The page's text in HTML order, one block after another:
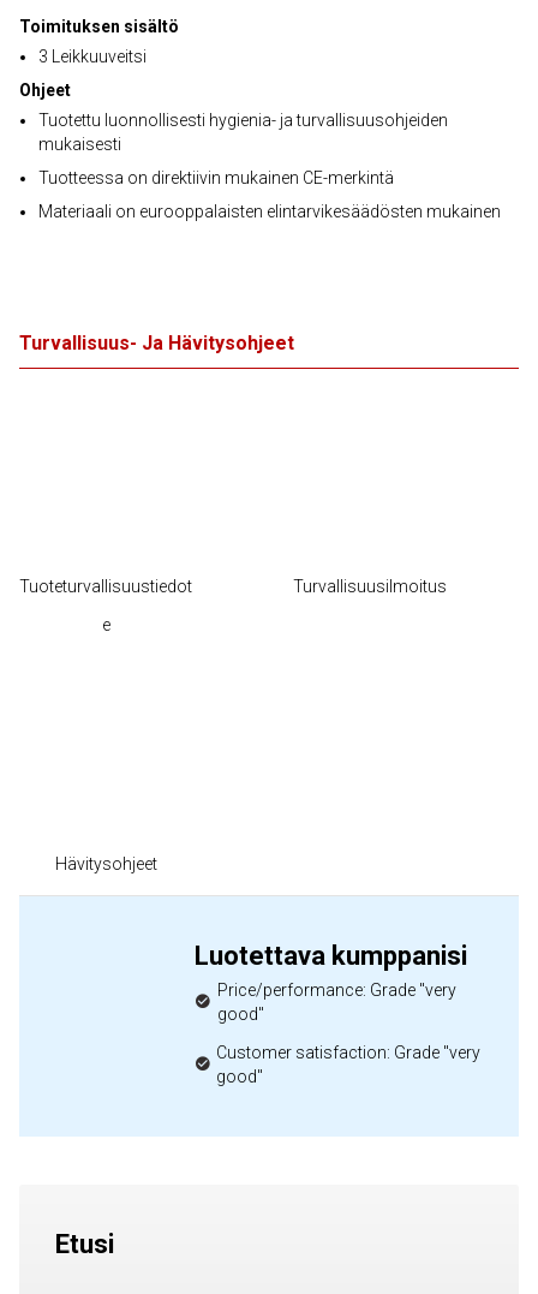
Toimituksen sisältö
3 Leikkuuveitsi
Ohjeet
Tuotettu luonnollisesti hygienia- ja turvallisuusohjeiden
mukaisesti
Tuotteessa on direktiivin mukainen CE-merkintä
Materiaali on eurooppalaisten elintarvikesäädösten mukainen
Turvallisuus- Ja Hävitysohjeet
Tuoteturvallisuustiedot
e
Turvallisuusilmoitus
Hävitysohjeet
Luotettava kumppanisi
Price/performance: Grade "very
good"
Customer satisfaction: Grade "very
good"
Etusi